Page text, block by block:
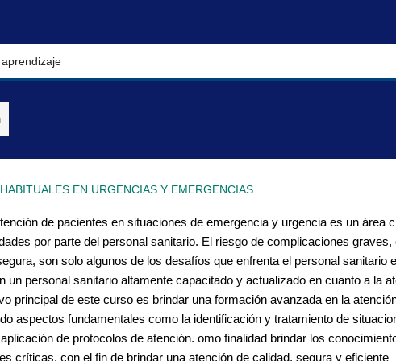
EN URGENCIAS Y EMERGENCIAS
de pacientes en situaciones de emergencia y urgencia es un área
por parte del personal sanitario. El riesgo de complicaciones
son solo algunos de los desafíos que enfrenta el personal
un personal sanitario altamente capacitado y actualizado en cuanto a la
principal de este curso es brindar una formación avanzada en la
aspectos fundamentales como la identificación y tratamiento de
de protocolos de atención. omo finalidad brindar los
críticas, con el fin de brindar una atención de calidad, segura y eficiente